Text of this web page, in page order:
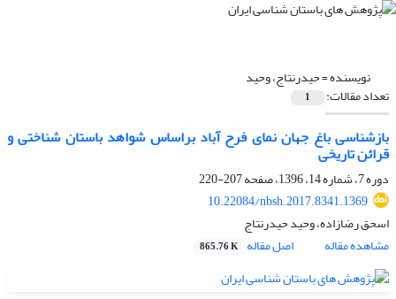
نویسنده =حیدرنتاج، وحید
تعداد مقالات: 1
بازشناسی باغ جهان نمای فرح آباد براساس شواهد باستان شناختی و
قرائن تاریخی
دوره 7، شماره 14، 1396، صفحه
207-220
10.22084/nbsh.2017.8341.1369
اسحق رضازاده، وحید حیدرنتاج
مشاهده مقاله
اصل مقاله 865.76 K